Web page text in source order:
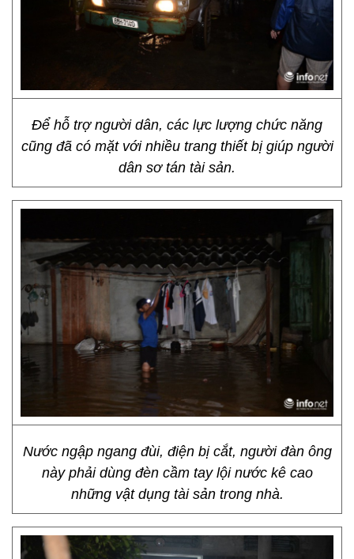
Để hỗ trợ người dân, các lực lượng chức năng
cũng đã có mặt với nhiều trang thiết bị giúp người
dân sơ tán tài sản.
Nước ngập ngang đùi, điện bị cắt, người đàn ông
này phải dùng đèn cầm tay lội nước kê cao
những vật dụng tài sản trong nhà.